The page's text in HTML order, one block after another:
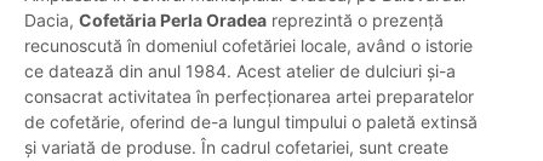
Dacia, Cofetăria Perla Oradea reprezintă o prezență
recunoscută în domeniul cofetăriei locale, având o istorie
ce datează din anul 1984. Acest atelier de dulciuri și-a
consacrat activitatea în perfecționarea artei preparatelor
de cofetărie, oferind de-a lungul timpului o paletă extinsă
și variată de produse. În cadrul cofetariei, sunt create